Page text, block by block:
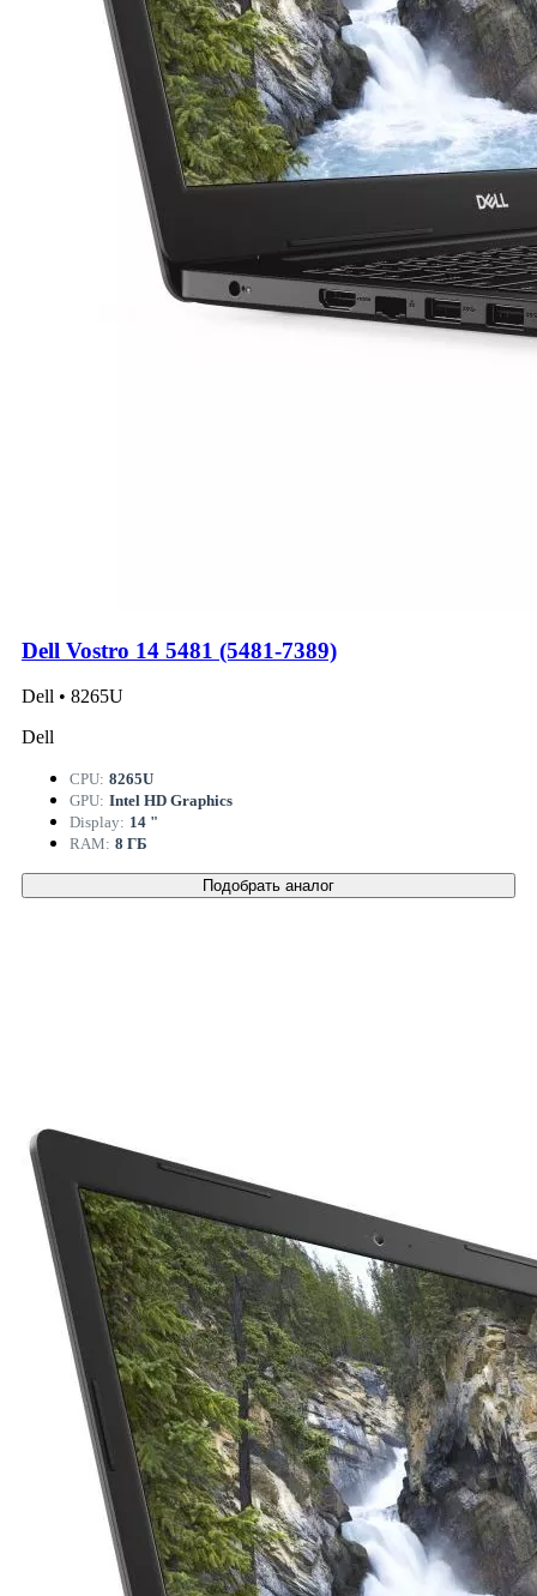
Dell Vostro 14 5481 (5481-7389)
Dell • 8265U
Dell
CPU: 8265U
GPU: Intel HD Graphics
Display: 14 "
RAM: 8 ГБ
Подобрать аналог